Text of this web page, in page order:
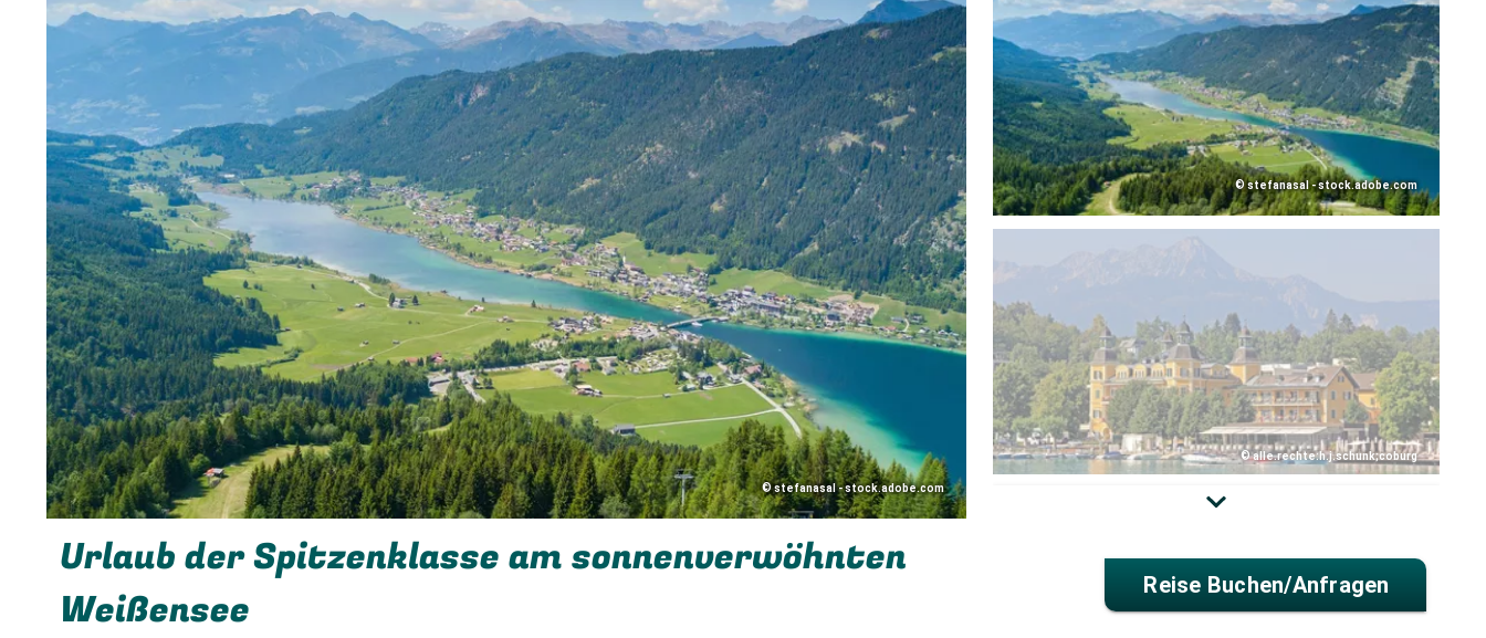
©stefanasal - stock.adobe.com
© stefanasal - stock.adobe.com
© alle.rechte:h.j.schunk;coburg
Urlaub der Spitzenklasse am sonnenverwöhnten
Weißensee
Reise Buchen/anfragen